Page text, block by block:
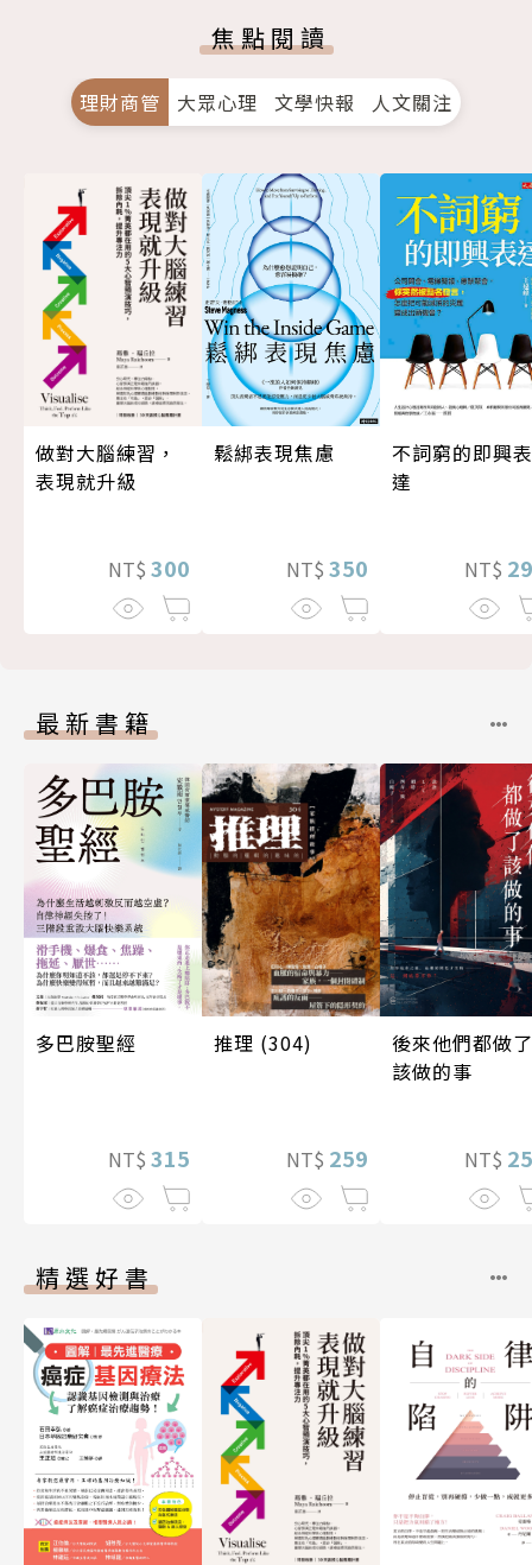
焦點閱讀
理財商管 大眾心理 文學快報 人文關注
做對大腦練習，
表現就升級
NT$ 300
鬆綁表現焦慮
NT$ 350
不詞窮的即興表
達
NT$
最新書籍
多巴胺聖經
NT$ 315
推理 (304)
NT$ 259
後來他們都做了
該做的事
NT$
精選好書